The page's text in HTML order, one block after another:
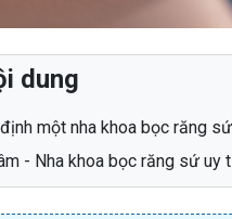
dung
một nha khoa bọc răng
- Nha khoa bọc răng sứ uy